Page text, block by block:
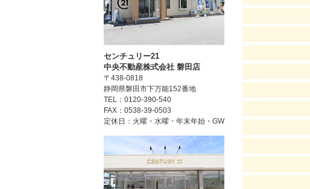
センチュリー21
中央不動産株式会社 磐田店
〒438-0818
静岡県磐田市下万能152番地
TEL：0120-390-540
FAX：0538-39-0503
定休日：火曜・水曜・年末年始・GW